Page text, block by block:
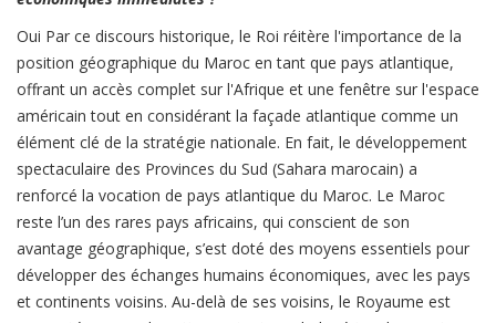
Oui Par ce discours historique, le Roi réitère l'importance de la
position géographique du Maroc en tant que pays atlantique,
offrant un accès complet sur l'Afrique et une fenêtre sur l'espace
américain tout en considérant la façade atlantique comme un
élément clé de la stratégie nationale. En fait, le développement
spectaculaire des Provinces du Sud (Sahara marocain) a
renforcé la vocation de pays atlantique du Maroc. Le Maroc
reste l’un des rares pays africains, qui conscient de son
avantage géographique, s’est doté des moyens essentiels pour
développer des échanges humains économiques, avec les pays
et continents voisins. Au-delà de ses voisins, le Royaume est